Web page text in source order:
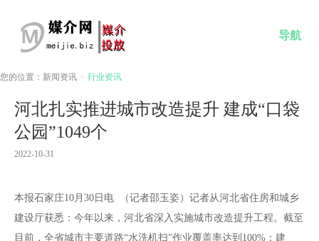
导航
您的位置： 新闻资讯 > 行业资讯
河北扎实推进城市改造提升 建成“口袋
公园”1049个
2022-10-31
本报石家庄10月30日电 （记者邵玉姿）记者从河北省住房和城乡
建设厅获悉：今年以来，河北省深入实施城市改造提升工程。截至
目前，全省城市主要道路“水洗机扫”作业覆盖率达到100%；建